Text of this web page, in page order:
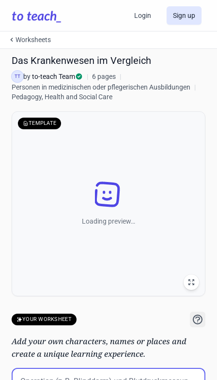
Login Sign up
Worksheets
Das Krankenwesen im Vergleich
TT byto-teach Team | 6 pages |
Personen in medizinischen oder pflegerischen Ausbildungen
|
Pedagogy, Health and Social Care
TEMPLATE
Loading preview…
YOUR WORKSHEET
Add your own characters, names or places and
create a unique learning experience.